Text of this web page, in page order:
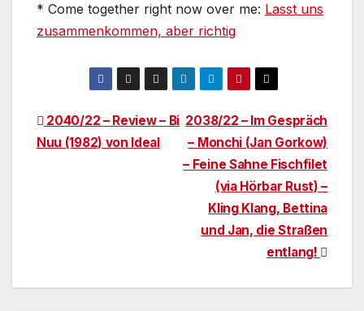
* Come together right now over me: Lasst uns
zusammenkommen, aber richtig
Beitragsnavigation
2038/22 – Im Gespräch
– Monchi (Jan Gorkow)
– Feine Sahne Fischfilet
(via Hörbar Rust) –
Kling Klang, Bettina
und Jan, die Straßen
entlang!
2040/22 – Review – Bi
Nuu (1982) von Ideal